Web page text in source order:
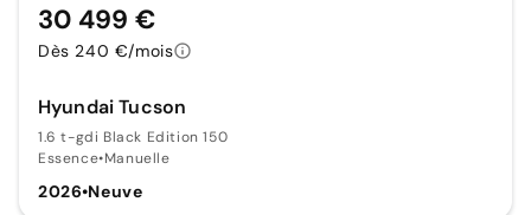
Hyundai Tucson
1.6 t-gdi Black Edition 150
Essence•Manuelle
2026•Neuve
30 499 €
Dès 240 €/mois